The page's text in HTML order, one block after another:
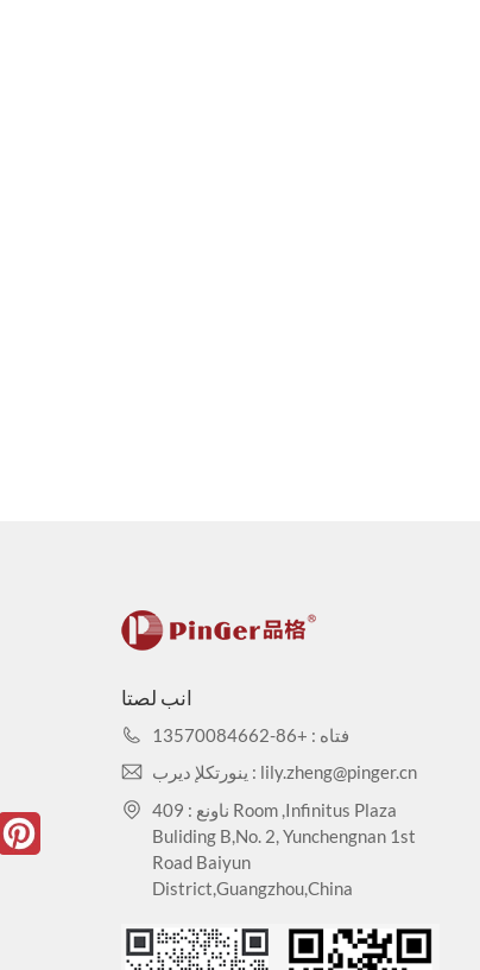
انب لصتا
فتاه : +86-13570084662
ينورتكلإ ديرب : lily.zheng@pinger.cn
ناونع : 409 Room ,Infinitus Plaza
Buliding B,No. 2, Yunchengnan 1st
Road Baiyun
District,Guangzhou,China